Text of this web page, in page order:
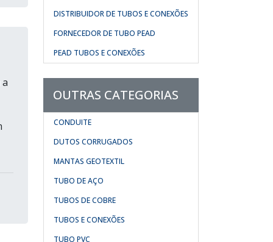
DISTRIBUIDOR DE TUBOS E CONEXÕES
FORNECEDOR DE TUBO PEAD
PEAD TUBOS E CONEXÕES
OUTRAS CATEGORIAS
CONDUITE
DUTOS CORRUGADOS
MANTAS GEOTEXTIL
TUBO DE AÇO
TUBOS DE COBRE
TUBOS E CONEXÕES
TUBO PVC